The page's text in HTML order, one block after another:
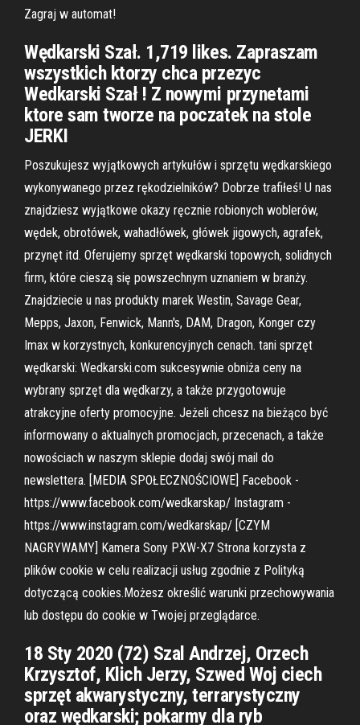
Zagraj w automat!
Wędkarski Szał. 1,719 likes. Zapraszam
wszystkich ktorzy chca przezyc
Wedkarski Szał ! Z nowymi przynetami
ktore sam tworze na poczatek na stole
JERKI
Poszukujesz wyjątkowych artykułów i sprzętu wędkarskiego
wykonywanego przez rękodzielników? Dobrze trafiłeś! U nas
znajdziesz wyjątkowe okazy ręcznie robionych woblerów,
wędek, obrotówek, wahadłówek, główek jigowych, agrafek,
przynęt itd. Oferujemy sprzęt wędkarski topowych, solidnych
firm, które cieszą się powszechnym uznaniem w branży.
Znajdziecie u nas produkty marek Westin, Savage Gear,
Mepps, Jaxon, Fenwick, Mann's, DAM, Dragon, Konger czy
Imax w korzystnych, konkurencyjnych cenach. tani sprzęt
wędkarski: Wedkarski.com sukcesywnie obniża ceny na
wybrany sprzęt dla wędkarzy, a także przygotowuje
atrakcyjne oferty promocyjne. Jeżeli chcesz na bieżąco być
informowany o aktualnych promocjach, przecenach, a także
nowościach w naszym sklepie dodaj swój mail do
newslettera. [MEDIA SPOŁECZNOŚCIOWE] Facebook -
https://www.facebook.com/wedkarskap/ Instagram -
https://www.instagram.com/wedkarskap/ [CZYM
NAGRYWAMY] Kamera Sony PXW-X7 Strona korzysta z
plików cookie w celu realizacji usług zgodnie z Polityką
dotyczącą cookies.Możesz określić warunki przechowywania
lub dostępu do cookie w Twojej przeglądarce.
18 Sty 2020 (72) Szal Andrzej, Orzech
Krzysztof, Klich Jerzy, Szwed Woj ciech
sprzęt akwarystyczny, terrarystyczny
oraz wędkarski; pokarmy dla ryb